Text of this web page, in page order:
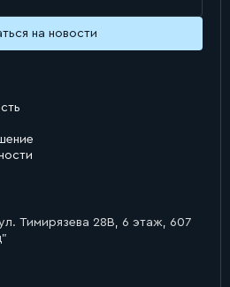
Тимирязева 28В, 6 этаж, 607